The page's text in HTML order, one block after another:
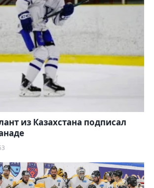
из Казахстана подписал